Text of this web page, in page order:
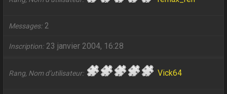
Messages 2
Inscription 23 janvier 2004, 16:28
Rang, Nom d’utilisateur Vick64